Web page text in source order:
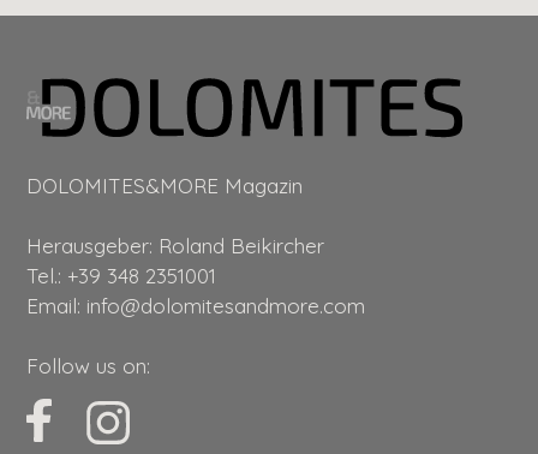
DOLOMITES&MORE Magazin
Herausgeber: Roland Beikircher
Tel.: +39 348 2351001
Email: info@dolomitesandmore.com
Follow us on: